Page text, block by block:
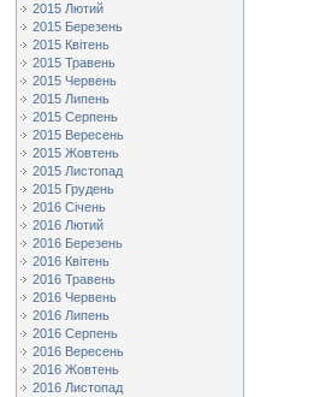
2015 Лютий
2015 Березень
2015 Квітень
2015 Травень
2015 Червень
2015 Липень
2015 Серпень
2015 Вересень
2015 Жовтень
2015 Листопад
2015 Грудень
2016 Січень
2016 Лютий
2016 Березень
2016 Квітень
2016 Травень
2016 Червень
2016 Липень
2016 Серпень
2016 Вересень
2016 Жовтень
2016 Листопад